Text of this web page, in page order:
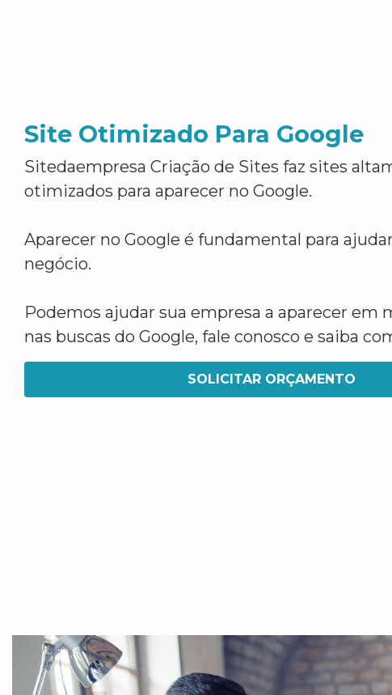
Site Otimizado Para Google
Sitedaempresa Criação de Sites faz sites
otimizados para aparecer no Google.
Aparecer no Google é fundamental para
negócio.
Podemos ajudar sua empresa a aparecer em
nas buscas do Google, fale conosco e saiba
SOLICITAR ORÇAMENTO